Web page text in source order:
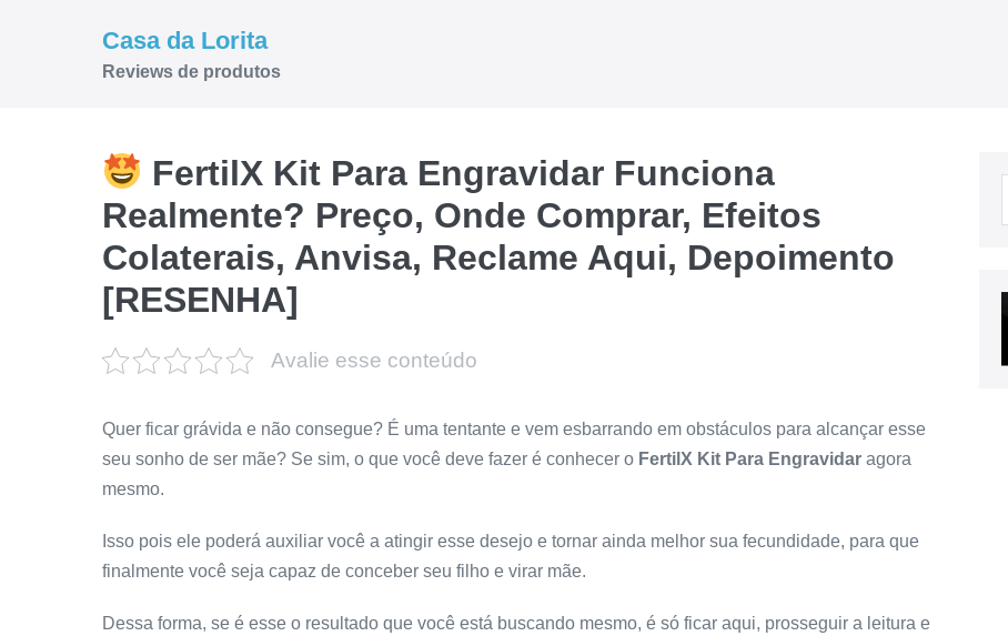
Casa da Lorita
Reviews de produtos
FertilX Kit Para Engravidar Funciona
Realmente? Preço, Onde Comprar, Efeitos
Colaterais, Anvisa, Reclame Aqui, Depoimento
[RESENHA]
Avalie esse conteúdo
Quer ficar grávida e não consegue? É uma tentante e vem esbarrando em obstáculos para alcançar esse
seu sonho de ser mãe? Se sim, o que você deve fazer é conhecer o FertilX Kit Para Engravidar agora
mesmo.
Isso pois ele poderá auxiliar você a atingir esse desejo e tornar ainda melhor sua fecundidade, para que
finalmente você seja capaz de conceber seu filho e virar mãe.
Dessa forma, se é esse o resultado que você está buscando mesmo, é só ficar aqui, prosseguir a leitura e